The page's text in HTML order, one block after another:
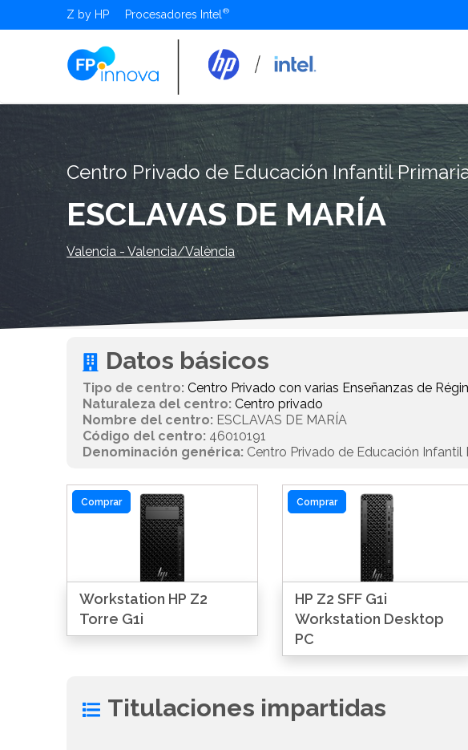
Z by HP Procesadores Intel
Centro Privado de Educación Infantil
ESCLAVAS DE MARÍA
Valencia - Valencia/València
Datos básicos
Tipo de centro: Centro Privado con varias Enseñanzas de
Naturaleza del centro: Centro privado
Nombre del centro: ESCLAVAS DE MARÍA
Código del centro: 46010191
Denominación genérica: Centro Privado de Educación Infantil
Comprar
Workstation HP Z2
Torre G1i
Comprar
HP Z2 SFF G1i
Workstation Desktop
PC
Titulaciones impartidas